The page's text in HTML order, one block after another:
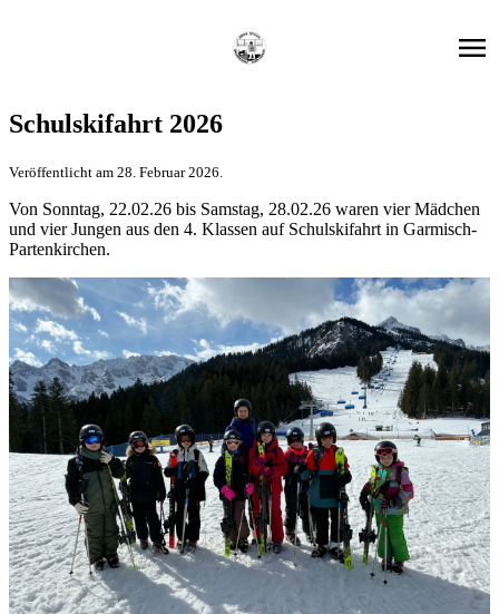
Schulskifahrt 2026
Veröffentlicht am 28. Februar 2026.
Von Sonntag, 22.02.26 bis Samstag, 28.02.26 waren vier Mädchen
und vier Jungen aus den 4. Klassen auf Schulskifahrt in Garmisch-
Partenkirchen.